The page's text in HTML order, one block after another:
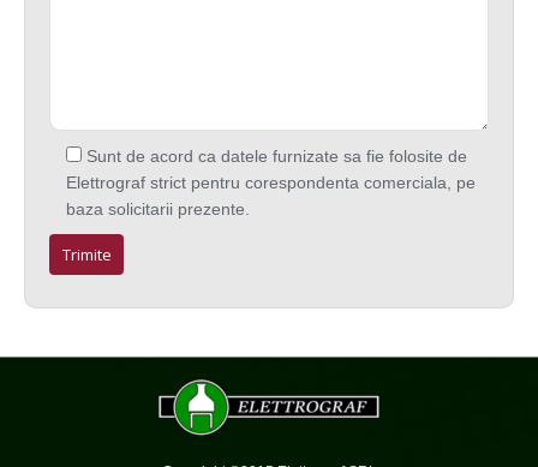
Sunt de acord ca datele furnizate sa fie folosite de
Elettrograf strict pentru corespondenta comerciala, pe
baza solicitarii prezente.